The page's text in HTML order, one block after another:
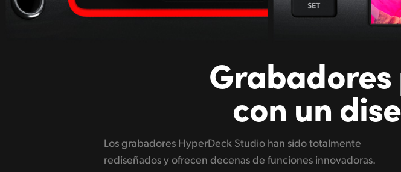
con un
Los grabadores HyperDeck Studio han sido totalmente
rediseñados y ofrecen decenas de funciones innovadoras.
búsqueda en metal mecanizado, con una superficie suave de
goma que resulta agradable al tacto y un embrague activo, al